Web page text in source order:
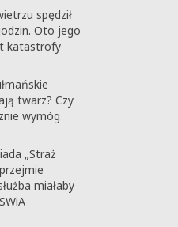
spędził
Oto jego
katastrofy
twarz? Czy
wymóg
„Straż
miałaby